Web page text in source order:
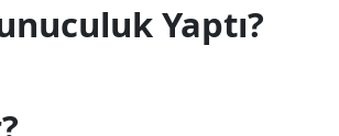
Yaptı?